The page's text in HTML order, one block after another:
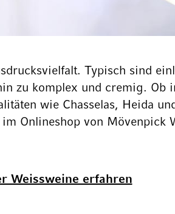
Typisch sind
zu komplex und cremig. Ob
wie Chasselas, Heida
Onlineshop von
Weissweine erfahren